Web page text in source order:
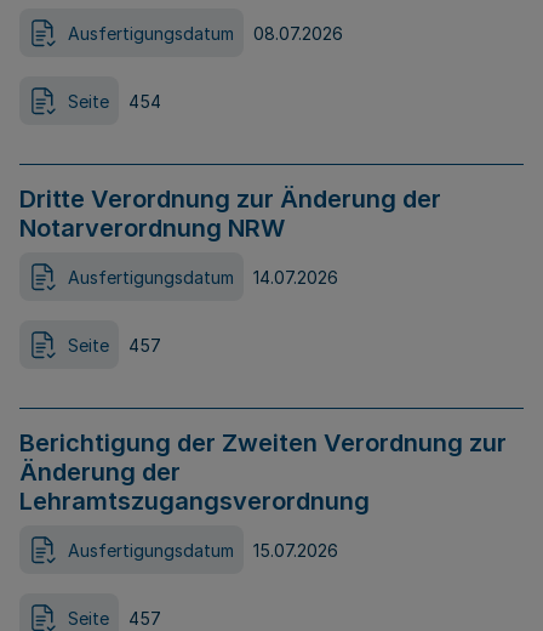
Ausfertigungsdatum 08.07.2026
Seite 454
Dritte Verordnung zur Änderung der
Notarverordnung NRW
Ausfertigungsdatum 14.07.2026
Seite 457
Berichtigung der Zweiten Verordnung zur
Änderung der
Lehramtszugangsverordnung
Ausfertigungsdatum 15.07.2026
Seite 457